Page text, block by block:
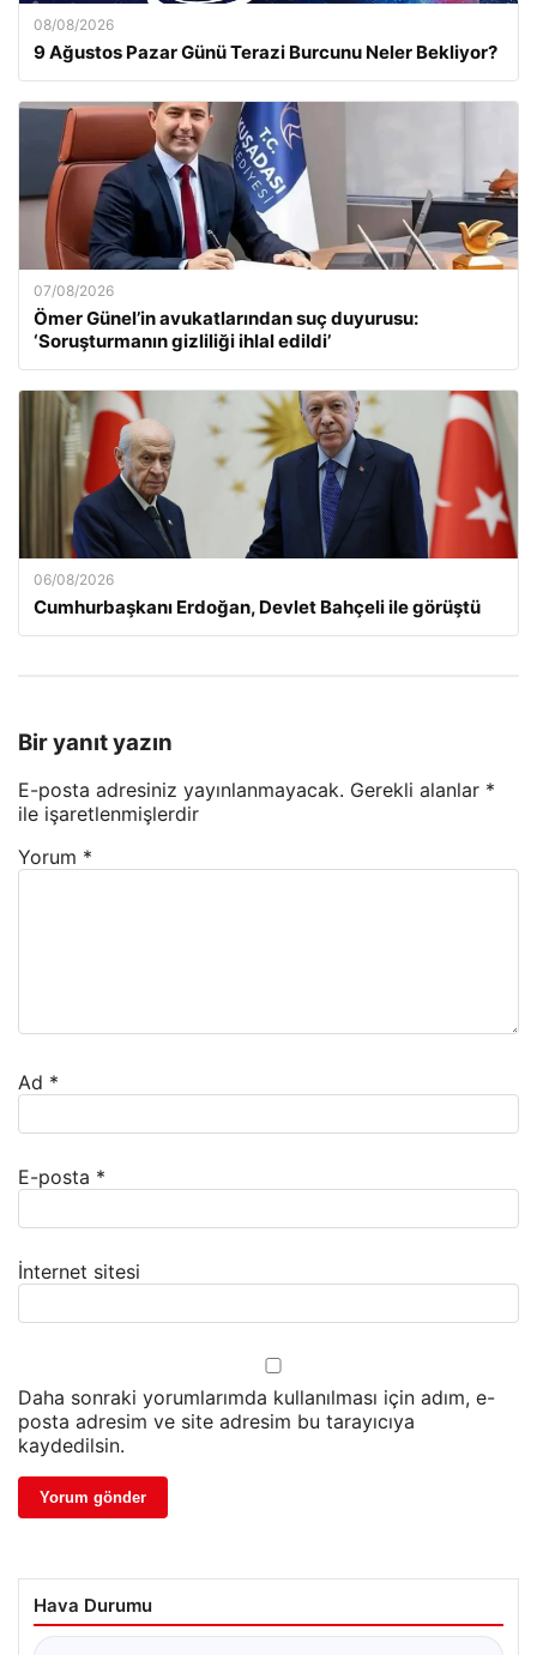
08/08/2026
9 Ağustos Pazar Günü Terazi Burcunu Neler Bekliyor?
07/08/2026
Ömer Günel’in avukatlarından suç duyurusu:
‘Soruşturmanın gizliliği ihlal edildi’
06/08/2026
Cumhurbaşkanı Erdoğan, Devlet Bahçeli ile görüştü
Bir yanıt yazın
E-posta adresiniz yayınlanmayacak. Gerekli alanlar *
ile işaretlenmişlerdir
Yorum *
Ad *
E-posta *
İnternet sitesi
Daha sonraki yorumlarımda kullanılması için adım, e-
posta adresim ve site adresim bu tarayıcıya
kaydedilsin.
Hava Durumu